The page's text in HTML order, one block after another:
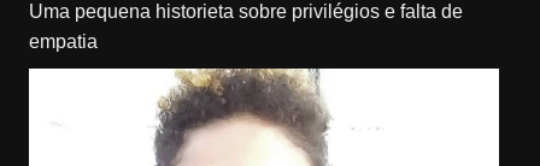
Uma pequena historieta sobre privilégios e falta de
empatia